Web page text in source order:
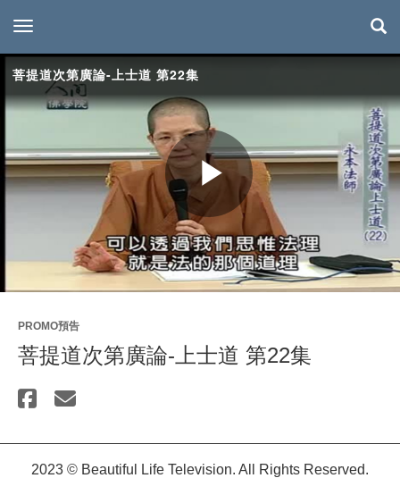
toggle navigation
菩提道次第廣論-上士道 第22集
Play
Video
PROMO預告
菩提道次第廣論-上士道 第22集
2023 © Beautiful Life Television. All Rights Reserved.